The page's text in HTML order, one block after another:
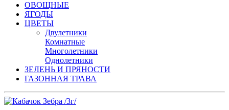
ОВОЩНЫЕ
ЯГОДЫ
ЦВЕТЫ
Двулетники
Комнатные
Многолетники
Однолетники
ЗЕЛЕНЬ И ПРЯНОСТИ
ГАЗОННАЯ ТРАВА